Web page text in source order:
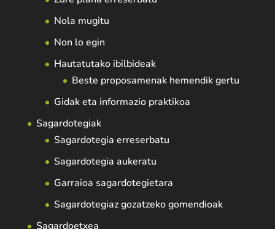
Nola mugitu
Non lo egin
Hautatutako ibilbideak
Beste proposamenak hemendik gertu
Gidak eta informazio praktikoa
Sagardotegiak
Sagardotegia erreserbatu
Sagardotegia aukeratu
Garraioa sagardotegietara
Sagardotegiaz gozatzeko gomendioak
Sagardoetxea